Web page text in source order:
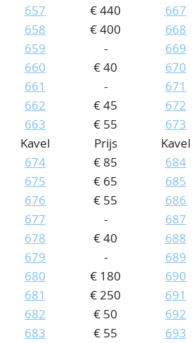
657
€ 440
658
€ 400
659
-
660
€ 40
661
-
662
€ 45
663
€ 55
667
668
669
670
671
672
673
Kavel
Prijs
674
€ 85
675
€ 65
676
€ 55
677
-
678
€ 40
679
-
680
€ 180
681
€ 250
682
€ 50
683
€ 55
Kavel
684
685
686
687
688
689
690
691
692
693